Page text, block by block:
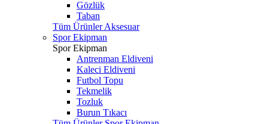
Gözlük
Taban
Tüm Ürünler Aksesuar
Spor Ekipman
Spor Ekipman
Antrenman Eldiveni
Kaleci Eldiveni
Futbol Topu
Tekmelik
Tozluk
Burun Tıkacı